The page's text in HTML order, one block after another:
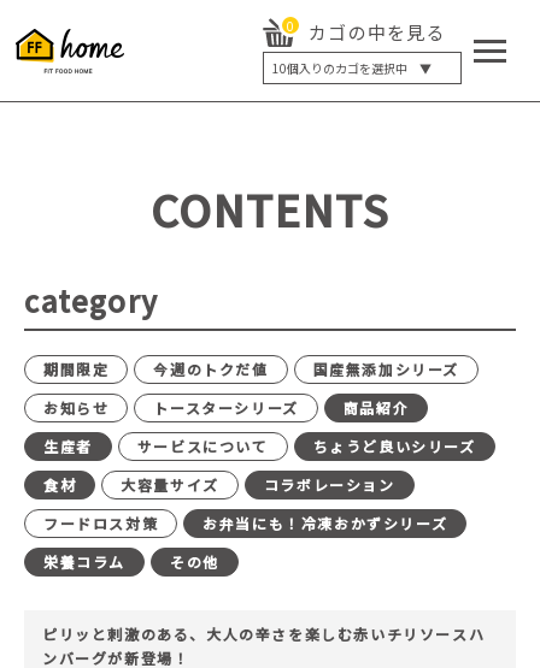
0 カゴの中を見る
10個入りのカゴを選択中 ▼
5個入り
20個入り
最大12%OFF
CONTENTS
category
期間限定 今週のトクだ値
国産無添加シリーズ
お知らせ
トースターシリーズ
商品紹介
生産者
サービスについて
ちょうど良いシリーズ
食材
大容量サイズ
コラボレーション
フードロス対策
お弁当にも！冷凍おかずシリーズ
栄養コラム
その他
ピリッと刺激のある、大人の辛さを楽しむ赤いチリソースハ
ンバーグが新登場！